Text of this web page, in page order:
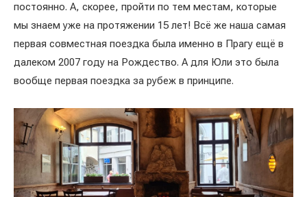
постоянно. А, скорее, пройти по тем местам, которые
мы знаем уже на протяжении 15 лет! Всё же наша самая
первая совместная поездка была именно в Прагу ещё в
далеком 2007 году на Рождество. А для Юли это была
вообще первая поездка за рубеж в принципе.